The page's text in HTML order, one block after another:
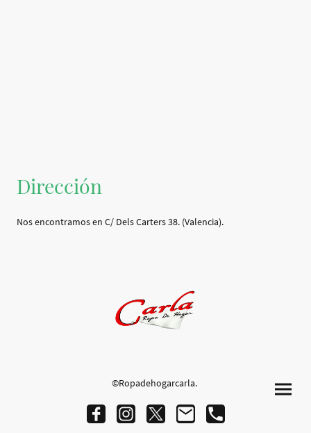
Dirección
Nos encontramos en C/ Dels Carters 38. (Valencia).
©Ropadehogarcarla.